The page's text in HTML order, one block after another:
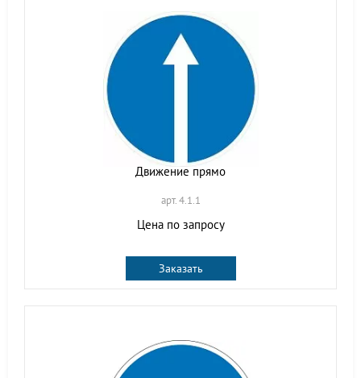
Движение прямо
арт. 4.1.1
Цена по запросу
Заказать